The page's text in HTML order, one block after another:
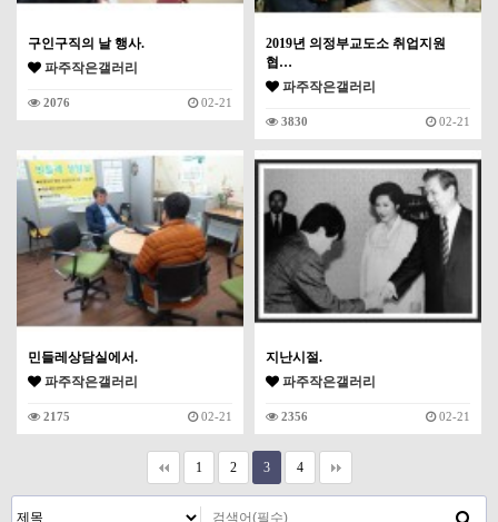
구인구직의 날 행사.
파주작은갤러리
2076 02-21
2019년 의정부교도소 취업지원
협…
파주작은갤러리
3830 02-21
민들레상담실에서.
파주작은갤러리
2175 02-21
지난시절.
파주작은갤러리
2356 02-21
1 2 3 4